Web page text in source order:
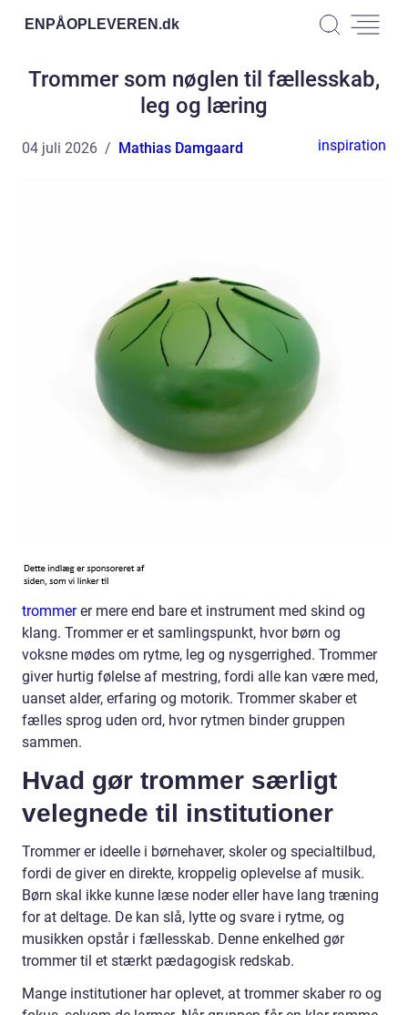
ENPÅOPLEVEREN.dk
Trommer som nøglen til fællesskab,
leg og læring
04 juli 2026 Mathias Damgaard inspiration
trommerer mere end bare et instrument med skind og
klang. Trommer er et samlingspunkt, hvor børn og
voksne mødes om rytme, leg og nysgerrighed. Trommer
giver hurtig følelse af mestring, fordi alle kan være med,
uanset alder, erfaring og motorik. Trommer skaber et
fælles sprog uden ord, hvor rytmen binder gruppen
sammen.
Hvad gør trommer særligt
velegnede til institutioner
Trommer er ideelle i børnehaver, skoler og specialtilbud,
fordi de giver en direkte, kroppelig oplevelse af musik.
Børn skal ikke kunne læse noder eller have lang træning
for at deltage. De kan slå, lytte og svare i rytme, og
musikken opstår i fællesskab. Denne enkelhed gør
trommer til et stærkt pædagogisk redskab.
Mange institutioner har oplevet, at trommer skaber ro og